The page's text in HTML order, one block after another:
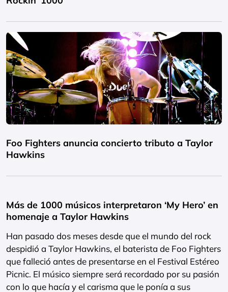
Foo Fighters anuncia concierto tributo a Taylor
Hawkins
Más de 1000 músicos interpretaron ‘My Hero’ en
homenaje a Taylor Hawkins
Han pasado dos meses desde que el mundo del rock
despidió a Taylor Hawkins, el baterista de Foo Fighters
que falleció antes de presentarse en el Festival Estéreo
Picnic. El músico siempre será recordado por su pasión
con lo que hacía y el carisma que le ponía a sus